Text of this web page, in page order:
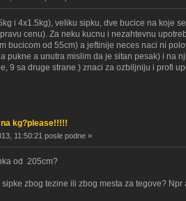
i 4x1.5kg), veliku sipku, dve bucice na koje
cenu). Za neku kucnu i nezahtevnu
bucicom od 55cm) a jeftinije neces naci ni
pukne a unutra mislim da je sitan pesak) i na
9 sa druge strane.) znaci za ozbiljniju i profi
kg?please!!!!!
11:50:21 posle podne »
od 205cm?
zbog tezine ili zbog mesta za tegove?